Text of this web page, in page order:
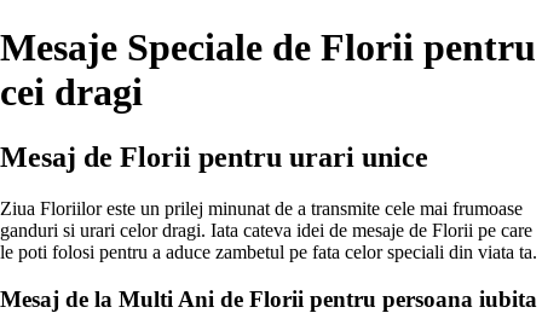
Mesaje Speciale de Florii pentru
cei dragi
Mesaj de Florii pentru urari unice
Ziua Floriilor este un prilej minunat de a transmite cele mai frumoase
ganduri si urari celor dragi. Iata cateva idei de mesaje de Florii pe care
le poti folosi pentru a aduce zambetul pe fata celor speciali din viata ta.
Mesaj de la Multi Ani de Florii pentru persoana iubita